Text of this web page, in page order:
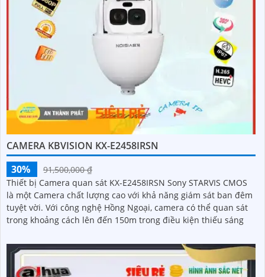
CAMERA KBVISION KX-E2458IRSN
30%
91,500,000 ₫
Thiết bị Camera quan sát KX-E2458IRSN Sony STARVIS CMOS
là một Camera chất lượng cao với khả năng giám sát ban đêm
tuyệt vời. Với công nghệ Hồng Ngoại, camera có thể quan sát
trong khoảng cách lên đến 150m trong điều kiện thiếu sáng